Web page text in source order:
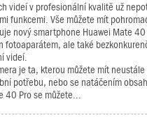
videí v profesionální kvalitě už
funkcemi. Vše můžete mít
nový smartphone Huawei Mate
fotoaparátem, ale také
videí.
je ta, kterou můžete mít neustále
potřebu, nebo se natáčením
Pro se můžete...